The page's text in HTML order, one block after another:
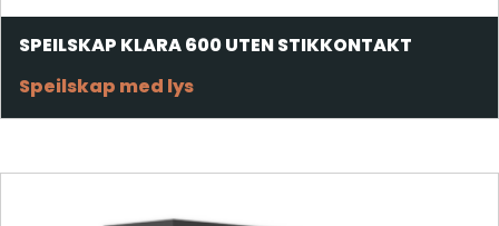
SPEILSKAP KLARA 600 UTEN STIKKONTAKT
Speilskap med lys